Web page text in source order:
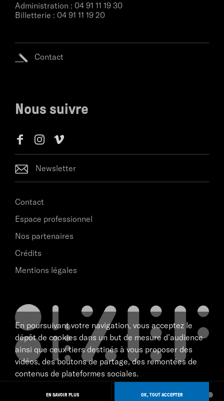
NAVIGATION
Administration : 04 91 11 19 30
Billetterie : 04 91 11 19 20
Contact
Nous suivre
Newsletter
Contact
Espace professionnel
Nos partenaires
Crédits
Mentions légales
scène nationale de Marseille
tous droits réservé 2026
En poursuivant votre navigation, vous acceptez le
dépôt de cookies dans un but de mesure d’audience
ainsi que ceux tiers destinés à vous proposer des
vidéos, des boutons de partage, des remontées de
contenus de plateformes sociales.
EN SAVOIR PLUS OK, TOUT ACCEPTER